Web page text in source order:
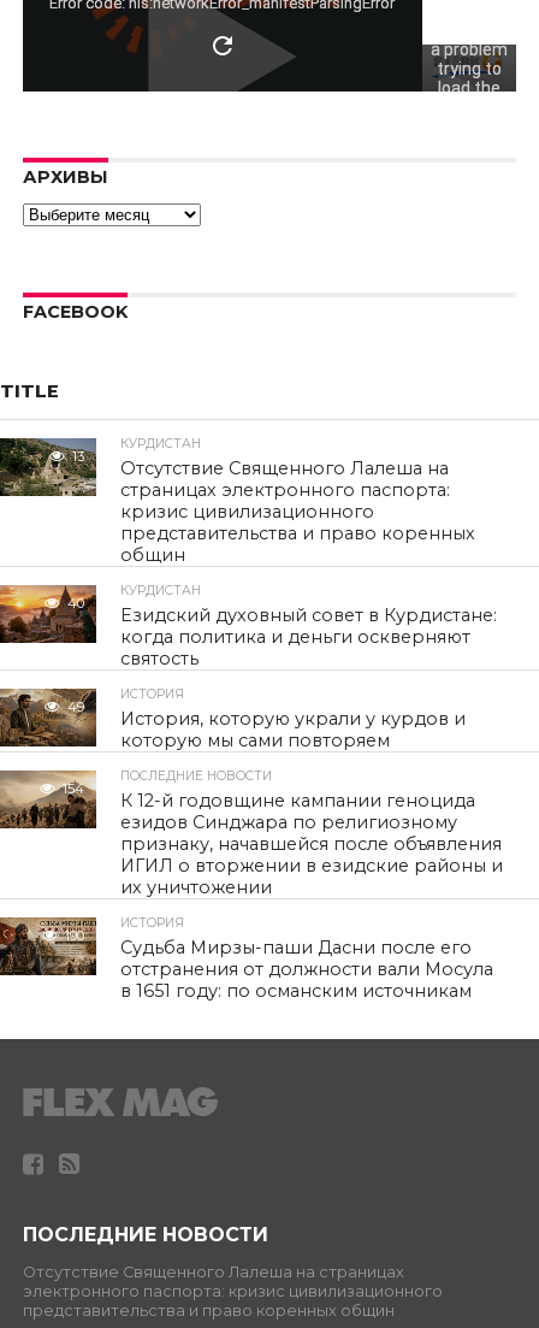
a problem
trying to
load the
АРХИВЫ
Архивы
FACEBOOK
TITLE
13
КУРДИСТАН
Отсутствие Священного Лалеша на
страницах электронного паспорта:
кризис цивилизационного
представительства и право коренных
общин
40
КУРДИСТАН
Езидский духовный совет в Курдистане:
когда политика и деньги оскверняют
святость
49
ИСТОРИЯ
История, которую украли у курдов и
которую мы сами повторяем
154
ПОСЛЕДНИЕ НОВОСТИ
К 12-й годовщине кампании геноцида
езидов Синджара по религиозному
признаку, начавшейся после объявления
ИГИЛ о вторжении в езидские районы и
их уничтожении
190
ИСТОРИЯ
Судьба Мирзы-паши Дасни после его
отстранения от должности вали Мосула
в 1651 году: по османским источникам
ПОСЛЕДНИЕ НОВОСТИ
Отсутствие Священного Лалеша на страницах
электронного паспорта: кризис цивилизационного
представительства и право коренных общин